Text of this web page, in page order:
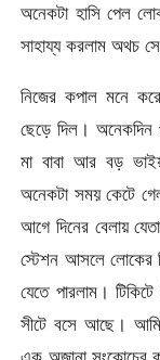
অনেকটা হাসি পেল
সাহায্য করলাম অথচ
নিজের কপাল মনে
ছেড়ে দিল। অনেকদিন
মা বাবা আর বড়
অনেকটা সময় কেটে
আগে দিনের বেলায়
স্টেশন আসলে লোকের
যেতে পারলাম।
সীটে বসে আছে।